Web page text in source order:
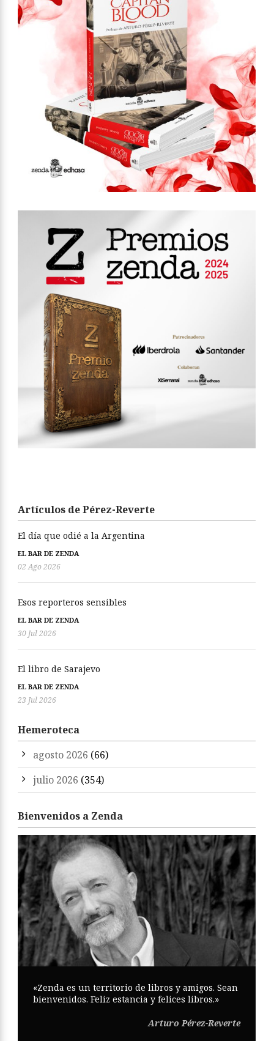
Artículos de Pérez-Reverte
El día que odié a la Argentina
EL BAR DE ZENDA
02 Ago 2026
Esos reporteros sensibles
EL BAR DE ZENDA
30 Jul 2026
El libro de Sarajevo
EL BAR DE ZENDA
23 Jul 2026
Hemeroteca
agosto 2026 (66)
julio 2026 (354)
Bienvenidos a Zenda
«Zenda es un territorio de libros y amigos. Sean
bienvenidos. Feliz estancia y felices libros.»
Arturo Pérez-Reverte